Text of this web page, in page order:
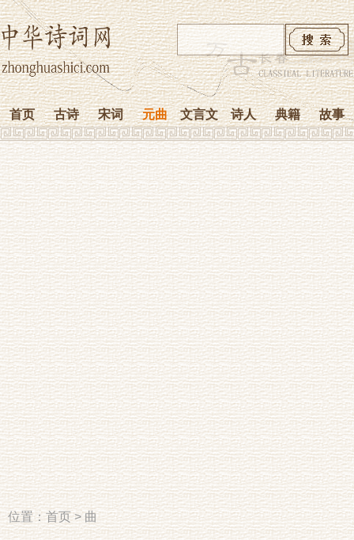
首页 古诗 宋词 元曲 文言文 诗人 典籍 故事
位置：首页>曲